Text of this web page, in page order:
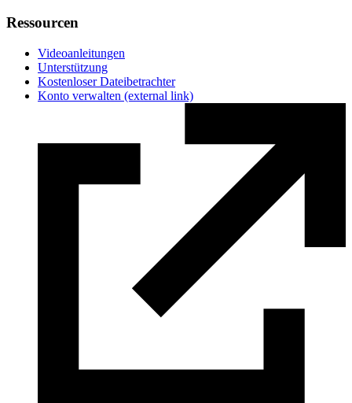
Ressourcen
Videoanleitungen
Unterstützung
Kostenloser Dateibetrachter
Konto verwalten (external link)